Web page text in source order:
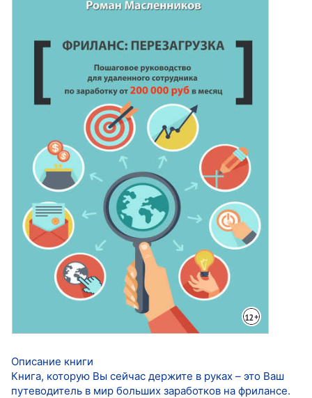
Описание книги
Книга, которую Вы сейчас держите в руках – это Ваш
путеводитель в мир больших заработков на фрилансе.